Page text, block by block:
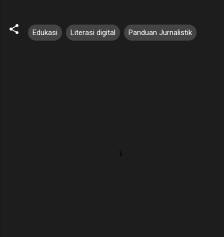
Edukasi Literasi digital Panduan Jurnalistik